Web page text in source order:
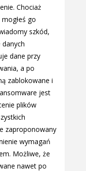
Chociaż
go
szkód,
dane przy
a po
zablokowane i
jest
plików
zaproponowany
wymagań
Możliwe, że
nawet po